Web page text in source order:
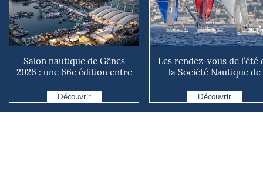
Salon nautique de Gênes
2026 : une 66e édition entre
Découvrir
Les rendez-vous de l’été
la Société Nautique de
Découvrir